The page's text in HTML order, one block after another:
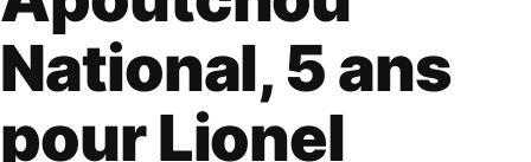
National, 5 ans
pour Lionel